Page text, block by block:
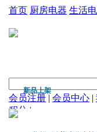
首页 厨房电器 生活
会员注册 | 会员中心 |
积分 |
新品上架